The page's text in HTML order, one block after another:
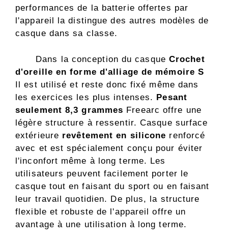
performances de la batterie offertes par
l'appareil la distingue des autres modèles de
casque dans sa classe.
Dans la conception du casque Crochet
d'oreille en forme d'alliage de mémoire S
Il est utilisé et reste donc fixé même dans
les exercices les plus intenses. Pesant
seulement 8,3 grammes Freearc offre une
légère structure à ressentir. Casque surface
extérieure revêtement en silicone renforcé
avec et est spécialement conçu pour éviter
l'inconfort même à long terme. Les
utilisateurs peuvent facilement porter le
casque tout en faisant du sport ou en faisant
leur travail quotidien. De plus, la structure
flexible et robuste de l'appareil offre un
avantage à une utilisation à long terme.